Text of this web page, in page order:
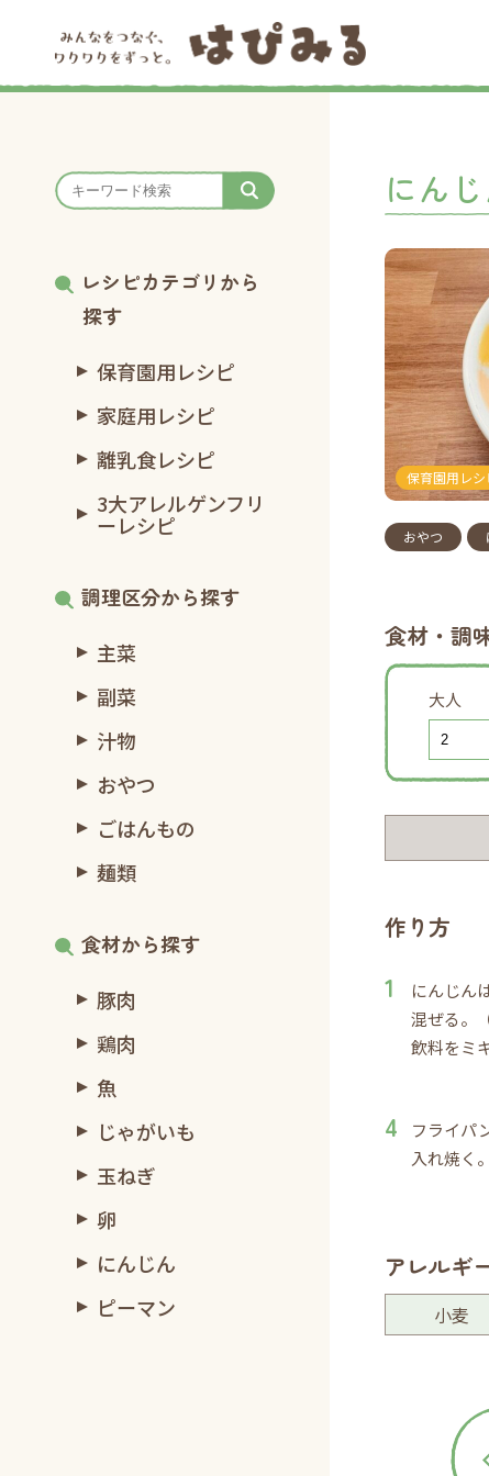
レシピカテゴリから
探す
保育園用レシピ
家庭用レシピ
離乳食レシピ
3大アレルゲンフリ
ーレシピ
調理区分から探す
主菜
副菜
汁物
おやつ
ごはんもの
麺類
食材から探す
豚肉
鶏肉
魚
じゃがいも
玉ねぎ
卵
にんじん
ピーマン
にん
保育園用レシ
おやつ
食材・調
大人
作り方
にんじん
混ぜる。
飲料をミ
フライパ
入れ焼く。
アレルギ
小麦